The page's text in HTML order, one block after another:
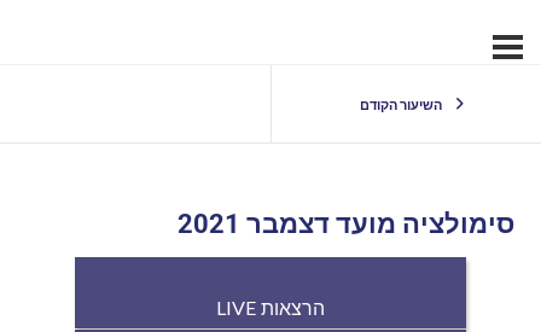
השיעור הקודם
סימולציה מועד דצמבר 2021
הרצאות LIVE